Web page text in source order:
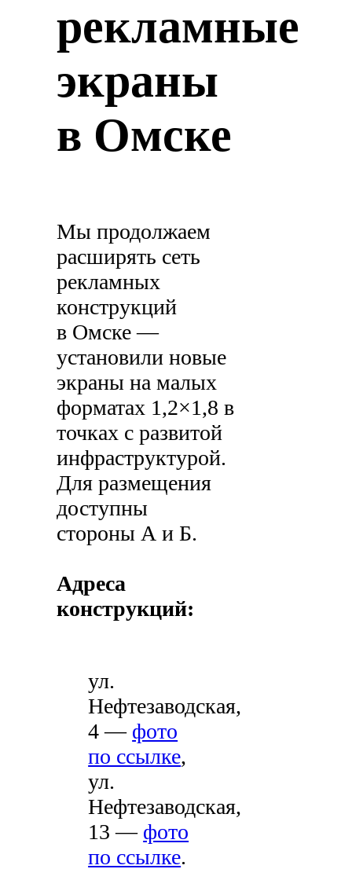
рекламные
экраны
в Омске
Мы продолжаем
расширять сеть
рекламных
конструкций
в Омске —
установили новые
экраны на малых
форматах 1,2×1,8 в
точках с развитой
инфраструктурой.
Для размещения
доступны
стороны А и Б.
Адреса
конструкций:
ул.
Нефтезаводская,
4 — фото
по ссылке,
ул.
Нефтезаводская,
13 — фото
по ссылке.